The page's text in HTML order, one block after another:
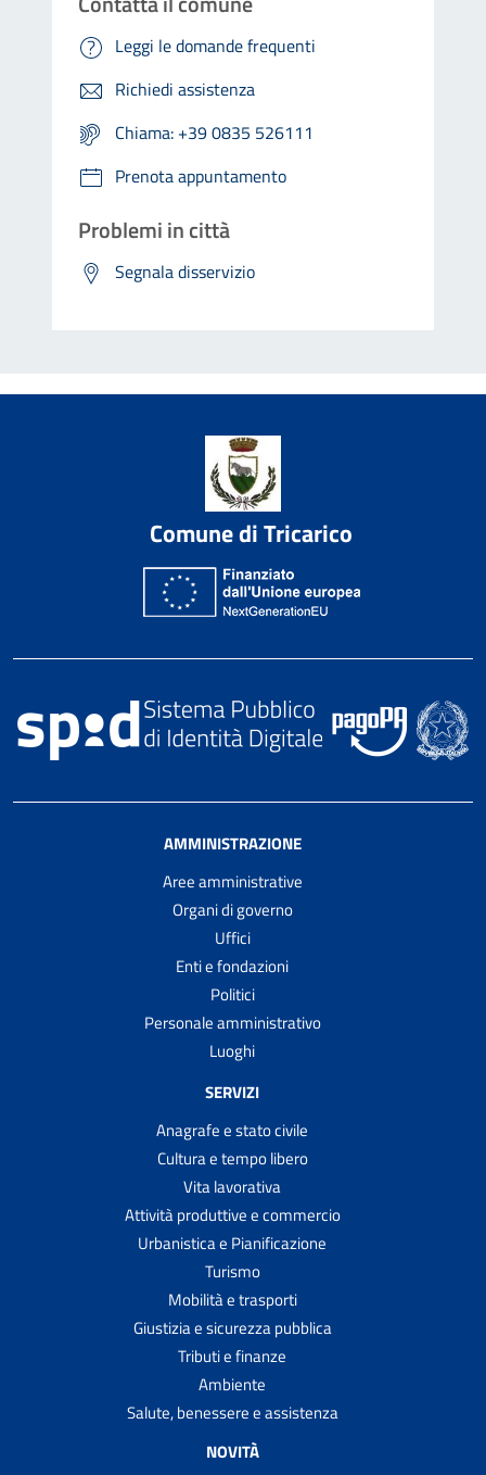
Leggi le domande frequenti
Richiedi assistenza
Chiama: +39 0835 526111
Prenota appuntamento
Problemi in città
Segnala disservizio
Comune di Tricarico
AMMINISTRAZIONE
Aree amministrative
Organi di governo
Uffici
Enti e fondazioni
Politici
Personale amministrativo
Luoghi
SERVIZI
Anagrafe e stato civile
Cultura e tempo libero
Vita lavorativa
Attività produttive e commercio
Urbanistica e Pianificazione
Turismo
Mobilità e trasporti
Giustizia e sicurezza pubblica
Tributi e finanze
Ambiente
Salute, benessere e assistenza
NOVITÀ